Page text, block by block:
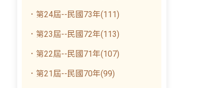
．第24屆--民國73年(111)
．第23屆--民國72年(113)
．第22屆--民國71年(107)
．第21屆--民國70年(99)